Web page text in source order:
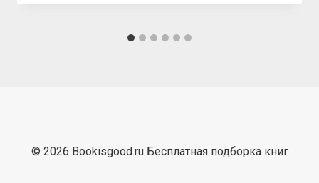
© 2026 Bookisgood.ru Бесплатная подборка книг